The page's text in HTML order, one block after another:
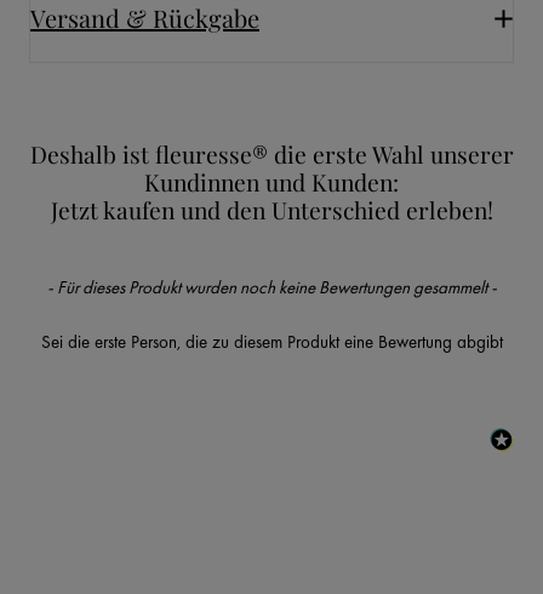
Versand & Rückgabe
Deshalb ist fleuresse® die erste Wahl unserer
Kundinnen und Kunden:
Jetzt kaufen und den Unterschied erleben!
- Für dieses Produkt wurden noch keine Bewertungen gesammelt -
Sei die erste Person, die zu diesem Produkt eine Bewertung abgibt
New content loaded